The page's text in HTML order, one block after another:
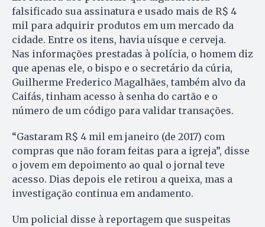
falsificado sua assinatura e usado mais de R$ 4
mil para adquirir produtos em um mercado da
cidade. Entre os itens, havia uísque e cerveja.
Nas informações prestadas à polícia, o homem diz
que apenas ele, o bispo e o secretário da cúria,
Guilherme Frederico Magalhães, também alvo da
Caifás, tinham acesso à senha do cartão e o
número de um código para validar transações.
“Gastaram R$ 4 mil em janeiro (de 2017) com
compras que não foram feitas para a igreja”, disse
o jovem em depoimento ao qual o jornal teve
acesso. Dias depois ele retirou a queixa, mas a
investigação continua em andamento.
Um policial disse à reportagem que suspeitas